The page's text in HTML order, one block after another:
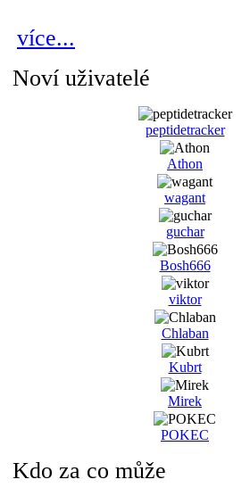
více...
Noví uživatelé
peptidetracker
Athon
wagant
guchar
Bosh666
viktor
Chlaban
Kubrt
Mirek
POKEC
Kdo za co může